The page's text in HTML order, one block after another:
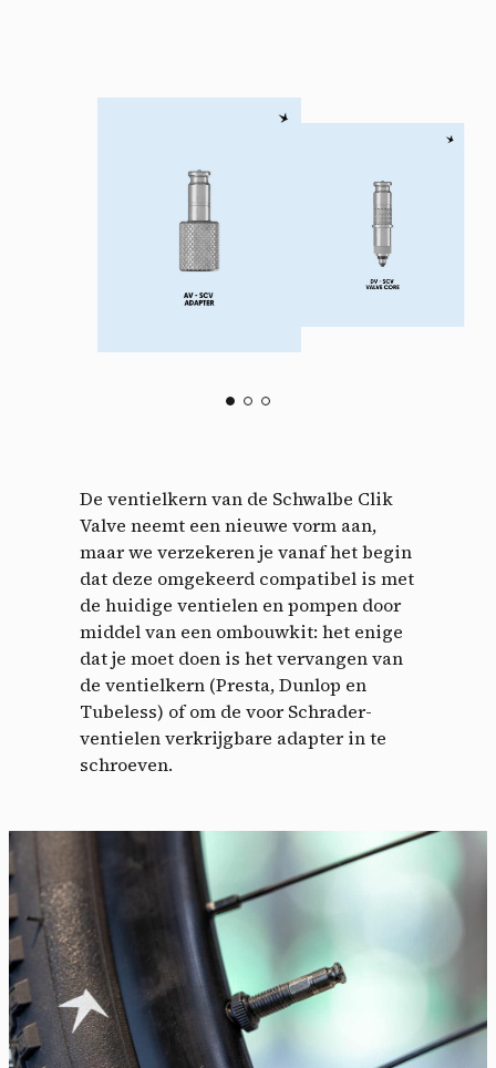
De ventielkern van de Schwalbe Clik
Valve neemt een nieuwe vorm aan,
maar we verzekeren je vanaf het begin
dat deze omgekeerd compatibel is met
de huidige ventielen en pompen door
middel van een ombouwkit: het enige
dat je moet doen is het vervangen van
de ventielkern (Presta, Dunlop en
Tubeless) of om de voor Schrader-
ventielen verkrijgbare adapter in te
schroeven.